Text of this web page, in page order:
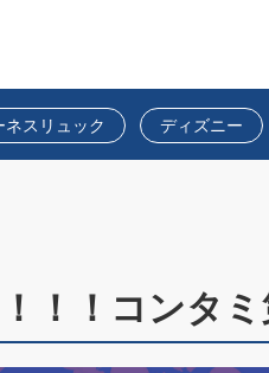
ネスリュック ディズニー
！！コンタ